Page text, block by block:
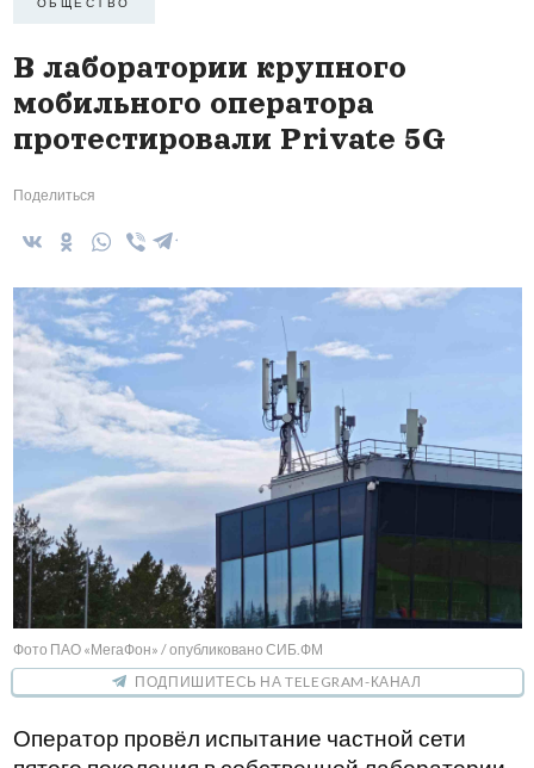
В лаборатории крупного
мобильного оператора
протестировали Private 5G
Поделиться
Фото ПАО «МегаФон» / опубликовано СИБ.ФМ
ПОДПИШИТЕСЬ НА TELEGRAM-КАНАЛ
Оператор провёл испытание частной сети